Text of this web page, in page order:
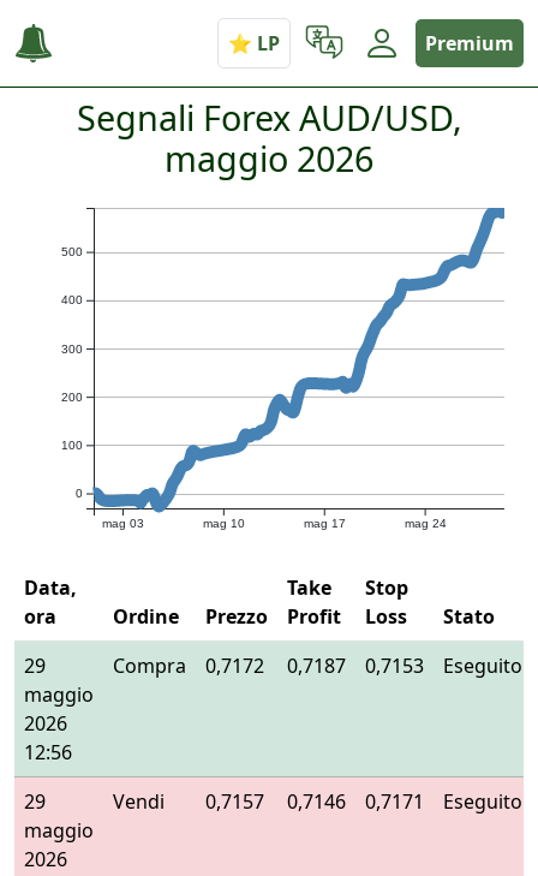
Premium
Segnali Forex AUD/USD,
maggio 2026
mag 03 mag 10 mag 17 mag 24
0
100
200
300
400
500
Data,
ora
Ordine Prezzo
Take
Profit
Stop
Loss
Stato
29
maggio
2026
12:56
Compra 0,7172 0,7187 0,7153 Eseguito
29
maggio
2026
Vendi 0,7157 0,7146 0,7171 Eseguito